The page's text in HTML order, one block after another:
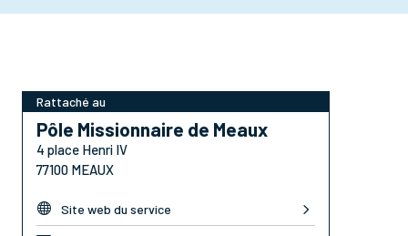
Rattaché au
Pôle Missionnaire de Meaux
4 place Henri IV
77100 MEAUX
 Site web du service